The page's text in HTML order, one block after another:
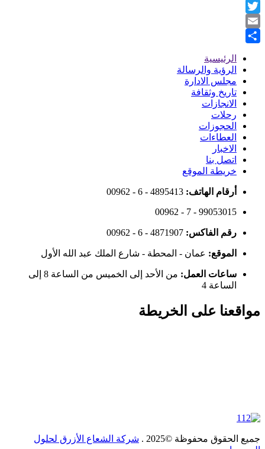
Facebook
Twitter
Email
Footer
Menu
الرئيسية
الرؤية والرسالة
مجلس الادارة
تاريخ وثقافة
الانجازات
رحلات
الحجوزات
العطاءات
الاخبار
اتصل بنا
خريطة الموقع
أرقام الهاتف: 00962 - 6 - 4895413
00962 - 7 - 99053015
رقم الفاكس: 00962 - 6 - 4871907
الموقع: عمان - المحطة - شارع الملك عبد الله الأول
ساعات العمل:
من الأحد إلى الخميس من الساعة 8 إلى
الساعة 4
مواقعنا على الخريطة
جميع الحقوق محفوظة ©2025 .
شركة الشعاع الأزرق لحلول